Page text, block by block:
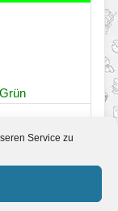
Service zu
Grün